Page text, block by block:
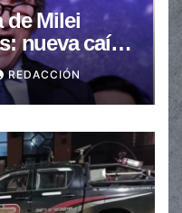
de Milei
nueva caída
no
REDACCIÓN